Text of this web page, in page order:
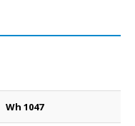
Wh 1047